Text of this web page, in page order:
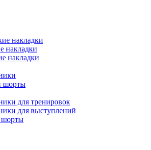
накладки
накладки
накладки
шорты
для тренировок
для выступлений